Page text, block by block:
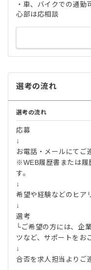
・車、バイクでの通勤
心部は応相談
選考の流れ
選考の流れ
応募
↓
お電話・メールにてご
※WEB履歴書または履
す。
↓
希望や経験などのヒア
↓
選考
└ご希望の方には、企
ツなど、サポートをお
↓
合否を求人担当よりご